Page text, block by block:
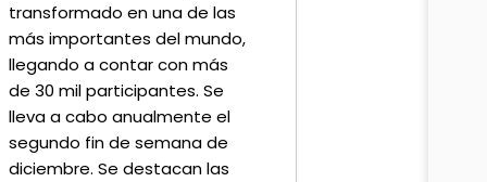
transformado en una de las
más importantes del mundo,
llegando a contar con más
de 30 mil participantes. Se
lleva a cabo anualmente el
segundo fin de semana de
diciembre. Se destacan las